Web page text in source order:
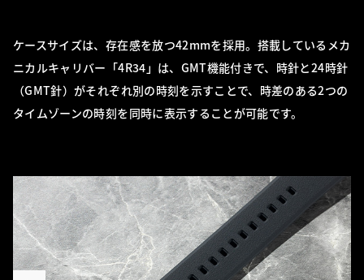
ケースサイズは、存在感を放つ42mmを採用。搭載しているメカ
ニカルキャリバー「4R34」は、GMT機能付きで、時針と24時針
（GMT針）がそれぞれ別の時刻を示すことで、時差のある2つの
タイムゾーンの時刻を同時に表示することが可能です。